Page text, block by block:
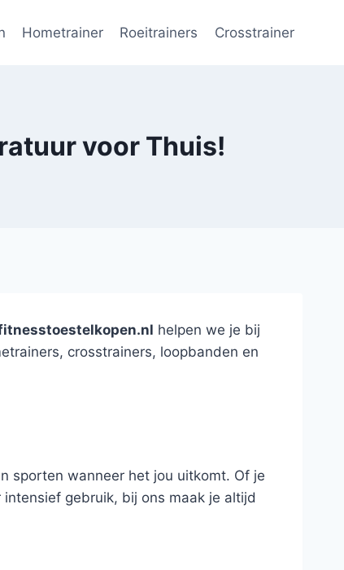
Hometrainer Roeitrainers Crosstrainer
voor Thuis!
helpen we je bij
crosstrainers, loopbanden en
sporten wanneer het jou uitkomt. Of je
intensief gebruik, bij ons maak je altijd